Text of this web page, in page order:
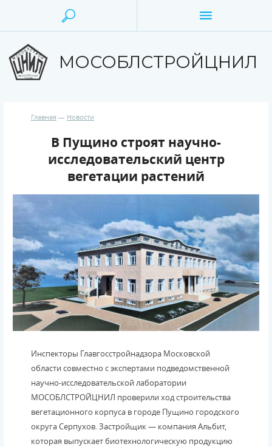
МОСОБЛСТРОЙЦНИЛ
Главная Новости
В Пущино строят научно-
исследовательский центр
вегетации растений
Инспекторы Главгосстройнадзора Московской
области совместно с экспертами подведомственной
научно-исследовательской лаборатории
МОСОБЛСТРОЙЦНИЛ проверили ход строительства
вегетационного корпуса в городе Пущино городского
округа Серпухов. Застройщик — компания Альбит,
которая выпускает биотехнологическую продукцию